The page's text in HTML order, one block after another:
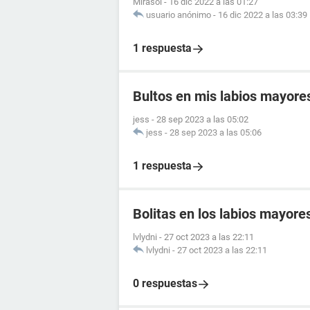
usuario anónimo - 16 dic 2022 a las 03:39
1 respuesta
Bultos en mis labios
jess - 28 sep 2023 a las 05:02
jess - 28 sep 2023 a las 05:06
1 respuesta
Bolitas en los labios
lvlydni - 27 oct 2023 a las 22:11
lvlydni - 27 oct 2023 a las 22:11
0 respuestas